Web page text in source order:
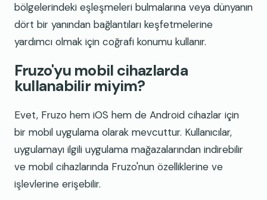
bölgelerindeki eşleşmeleri bulmalarına veya dünyanın
dört bir yanından bağlantıları keşfetmelerine
yardımcı olmak için coğrafi konumu kullanır.
Fruzo'yu mobil cihazlarda
kullanabilir miyim?
Evet, Fruzo hem iOS hem de Android cihazlar için
bir mobil uygulama olarak mevcuttur. Kullanıcılar,
uygulamayı ilgili uygulama mağazalarından indirebilir
ve mobil cihazlarında Fruzo'nun özelliklerine ve
işlevlerine erişebilir.